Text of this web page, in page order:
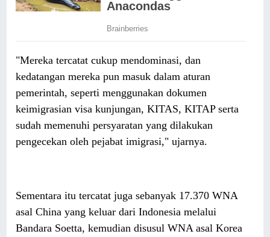
"Mereka tercatat cukup mendominasi, dan
kedatangan mereka pun masuk dalam aturan
pemerintah, seperti menggunakan dokumen
keimigrasian visa kunjungan, KITAS, KITAP serta
sudah memenuhi persyaratan yang dilakukan
pengecekan oleh pejabat imigrasi," ujarnya.
Sementara itu tercatat juga sebanyak 17.370 WNA
asal China yang keluar dari Indonesia melalui
Bandara Soetta, kemudian disusul WNA asal Korea